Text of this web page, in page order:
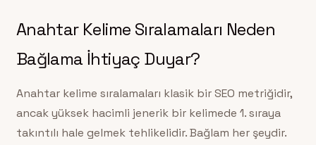
Anahtar Kelime Sıralamaları Neden
Bağlama İhtiyaç Duyar?
Anahtar kelime sıralamaları klasik bir SEO metriğidir,
ancak yüksek hacimli jenerik bir kelimede 1. sıraya
takıntılı hale gelmek tehlikelidir. Bağlam her şeydir.